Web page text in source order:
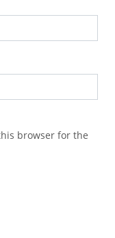
browser for the